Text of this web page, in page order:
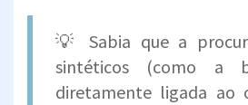
💡 Sabia que a
sintéticos (como a
diretamente ligada ao